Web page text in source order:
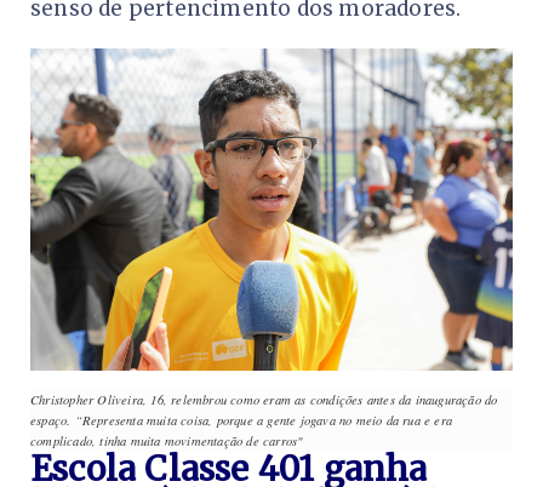
senso de pertencimento dos moradores.
Christopher Oliveira, 16, relembrou como eram as condições antes da inauguração do
espaço. “Representa muita coisa, porque a gente jogava no meio da rua e era
complicado, tinha muita movimentação de carros"
Escola Classe 401 ganha